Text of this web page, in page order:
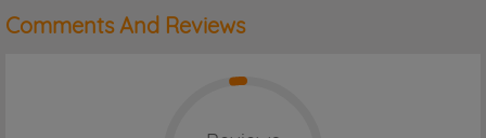
Comments And Reviews